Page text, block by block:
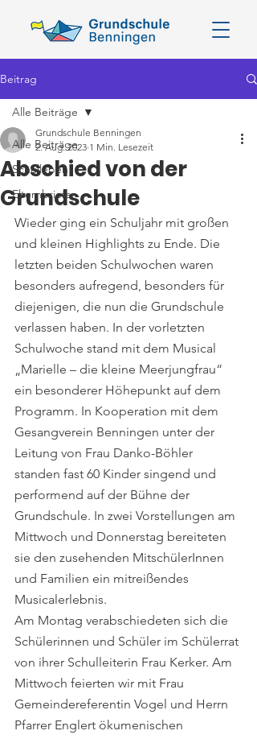
Beitrag
Alle Beiträge
Schulleben
Elternbriefe
Alle Beiträge
Abschied von der
Grundschule
Grundschule Benningen
2. Aug. 2023 1 Min. Lesezeit
Wieder ging ein Schuljahr mit großen
und kleinen Highlights zu Ende. Die
letzten beiden Schulwochen waren
besonders aufregend, besonders für
diejenigen, die nun die Grundschule
verlassen haben. In der vorletzten
Schulwoche stand mit dem Musical
„Marielle – die kleine Meerjungfrau“
ein besonderer Höhepunkt auf dem
Programm. In Kooperation mit dem
Gesangverein Benningen unter der
Leitung von Frau Danko-Böhler
standen fast 60 Kinder singend und
performend auf der Bühne der
Grundschule. In zwei Vorstellungen am
Mittwoch und Donnerstag bereiteten
sie den zusehenden MitschülerInnen
und Familien ein mitreißendes
Musicalerlebnis.
Am Montag verabschiedeten sich die
Schülerinnen und Schüler im Schülerrat
von ihrer Schulleiterin Frau Kerker. Am
Mittwoch feierten wir mit Frau
Gemeindereferentin Vogel und Herrn
Pfarrer Englert ökumenischen